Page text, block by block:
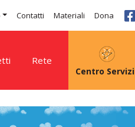
Contatti Materiali Dona
Rete
Centro Servizi